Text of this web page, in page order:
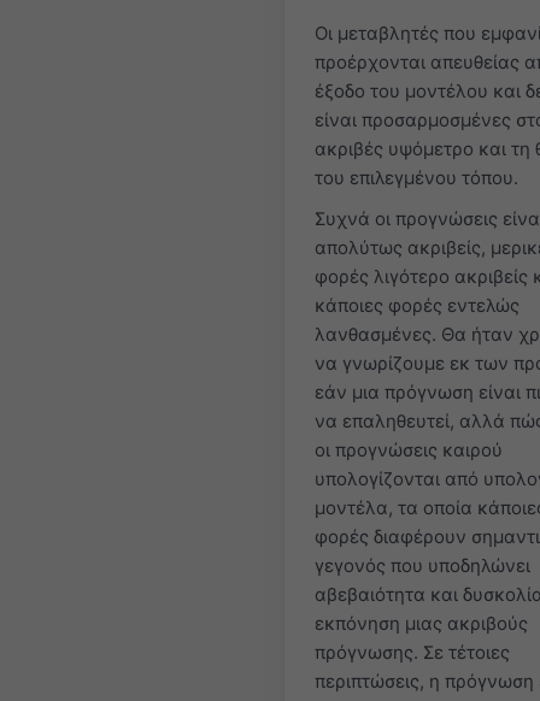
Οι μεταβλητές που
προέρχονται απευθείας
έξοδο του μοντέλου και
είναι προσαρμοσμένες
ακριβές υψόμετρο και τη
του επιλεγμένου τόπου.
Συχνά οι προγνώσεις
απολύτως ακριβείς,
φορές λιγότερο ακριβείς
κάποιες φορές εντελώς
λανθασμένες. Θα ήταν
να γνωρίζουμε εκ των
εάν μια πρόγνωση είναι
να επαληθευτεί, αλλά
οι προγνώσεις καιρού
υπολογίζονται από
μοντέλα, τα οποία
φορές διαφέρουν
γεγονός που υποδηλώνει
αβεβαιότητα και
εκπόνηση μιας ακριβούς
πρόγνωσης. Σε τέτοιες
περιπτώσεις, η πρόγνωση